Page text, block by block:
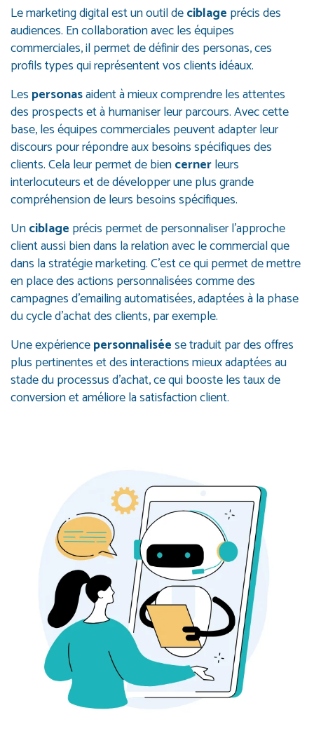
Le marketing digital est un outil deciblage précis des
audiences. En collaboration avec les équipes
commerciales, il permet de définir des personas, ces
profils types qui représentent vos clients idéaux.
Les personasaident à mieux comprendre les attentes
des prospects et à humaniser leur parcours. Avec cette
base, les équipes commerciales peuvent adapter leur
discours pour répondre aux besoins spécifiques des
clients. Cela leur permet de biencernerleurs
interlocuteurs et de développer une plus grande
compréhension de leurs besoins spécifiques.
Unciblage précis permet de personnaliser l’approche
client aussi bien dans la relation avec le commercial que
dans la stratégie marketing. C’est ce qui permet de mettre
en place des actions personnalisées comme des
campagnes d’emailing automatisées, adaptées à la phase
du cycle d’achat des clients, par exemple.
Une expériencepersonnaliséese traduit par des offres
plus pertinentes et des interactions mieux adaptées au
stade du processus d’achat, ce qui booste les taux de
conversion et améliore la satisfaction client.